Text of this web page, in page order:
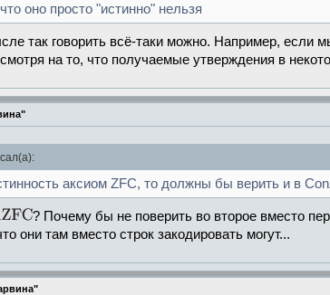
оно просто "истинно" нельзя
так говорить всё-таки можно. Например,
на то, что получаемые утверждения в
аксиом ZFC, то должны бы верить и в
? Почему бы не поверить во второе вместо
они там вместо строк закодировать могут...